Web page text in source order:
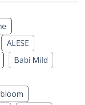
ALESE
Babi Mild